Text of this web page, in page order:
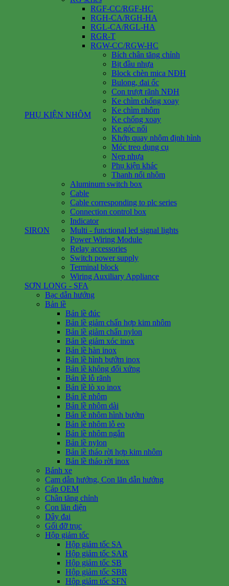
RGF-CC/RGF-HC
RGH-CA/RGH-HA
RGL-CA/RGL-HA
RGR-T
RGW-CC/RGW-HC
PHỤ KIỆN NHÔM
Bích chân tăng chỉnh
Bịt đầu nhựa
Block chèn mica NĐH
Bulong, đai ốc
Con trượt rãnh NĐH
Ke chìm chống xoay
Ke chìm nhôm
Ke chống xoay
Ke góc nổi
Khớp quay nhôm định hình
Móc treo dụng cụ
Nẹp nhựa
Phụ kiện khác
Thanh nối nhôm
SIRON
Aluminum switch box
Cable
Cable corresponding to plc series
Connection control box
Indicator
Multi - functional led signal lights
Power Wiring Module
Relay accessories
Switch power supply
Terminal block
Wiring Auxiliary Appliance
SƠN LONG - SFA
Bạc dẫn hướng
Bản lề
Bản lề đúc
Bản lề giảm chấn hợp kim nhôm
Bản lề giảm chấn nylon
Bản lề giảm xóc inox
Bản lề hàn inox
Bản lề hình bướm inox
Bản lề không đối xứng
Bản lề lỗ rãnh
Bản lề lò xo inox
Bản lề nhôm
Bản lề nhôm dài
Bản lề nhôm hình bướm
Bản lề nhôm lỗ eo
Bản lề nhôm ngắn
Bản lề nylon
Bản lề tháo rời hợp kim nhôm
Bản lề tháo rời inox
Bánh xe
Cam dẫn hướng, Con lăn dẫn hướng
Cáp OEM
Chân tăng chỉnh
Con lăn điện
Dây đai
Gối đỡ trục
Hộp giảm tốc
Hộp giảm tốc SA
Hộp giảm tốc SAR
Hộp giảm tốc SB
Hộp giảm tốc SBR
Hộp giảm tốc SFN